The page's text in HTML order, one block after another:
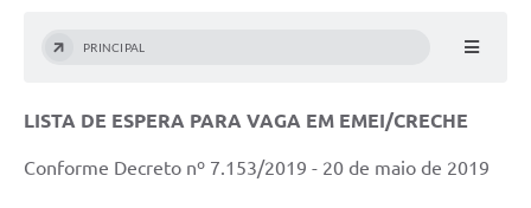
PRINCIPAL
LISTA DE ESPERA PARA VAGA EM EMEI/CRECHE
Conforme Decreto nº 7.153/2019 - 20 de maio de 2019